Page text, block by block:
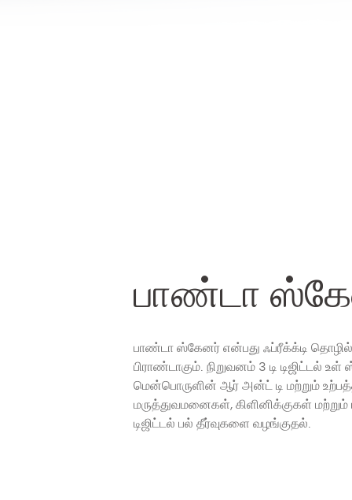
பாண்டா
பாண்டா ஸ்கேனர் என்பது ஃப்ரீக்க்டி
பிராண்டாகும். நிறுவனம் 3 டி டிஜிட்டல்
மென்பொருளின் ஆர் அன்ட் டி மற்றும்
மருத்துவமனைகள், கிளினிக்குகள்
டிஜிட்டல் பல் தீர்வுகளை வழங்குதல்.